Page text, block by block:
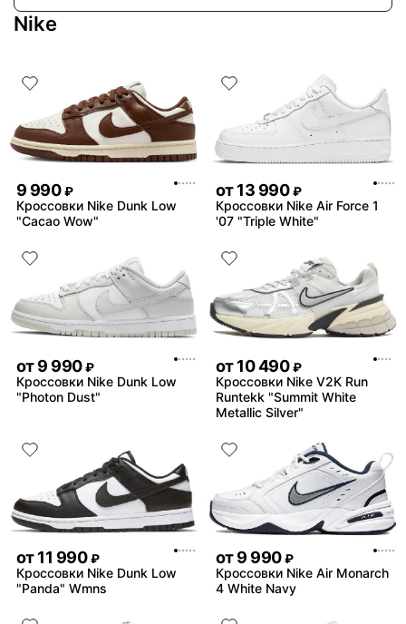
Nike
9 990 ₽
Кроссовки Nike Dunk Low
"Cacao Wow"
от13 990 ₽
Кроссовки Nike Air Force 1
'07 "Triple White"
от9 990 ₽
Кроссовки Nike Dunk Low
"Photon Dust"
от10 490 ₽
Кроссовки Nike V2K Run
Runtekk "Summit White
Metallic Silver"
от11 990 ₽
Кроссовки Nike Dunk Low
"Panda" Wmns
от9 990 ₽
Кроссовки Nike Air Monarch
4 White Navy